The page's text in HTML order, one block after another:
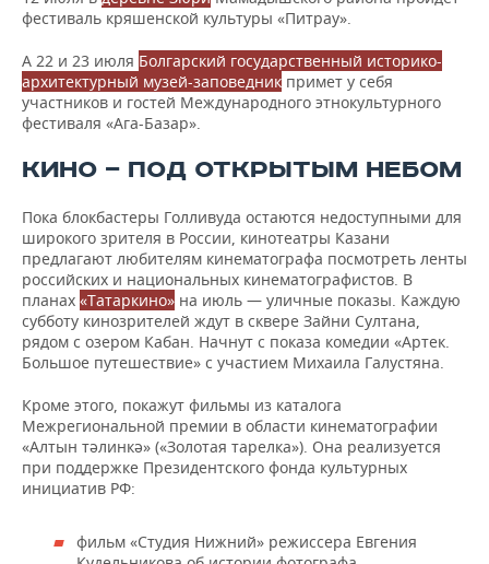
фестиваль кряшенской культуры «Питрау».
А 22 и 23 июля Болгарский государственный историко-
архитектурный музей-заповедник примет у себя
участников и гостей Международного этнокультурного
фестиваля «Ага-Базар».
КИНО — ПОД ОТКРЫТЫМ НЕБОМ
Пока блокбастеры Голливуда остаются недоступными для
широкого зрителя в России, кинотеатры Казани
предлагают любителям кинематографа посмотреть ленты
российских и национальных кинематографистов. В
планах «Татаркино» на июль — уличные показы. Каждую
субботу кинозрителей ждут в сквере Зайни Султана,
рядом с озером Кабан. Начнут с показа комедии «Артек.
Большое путешествие» с участием Михаила Галустяна.
Кроме этого, покажут фильмы из каталога
Межрегиональной премии в области кинематографии
«Алтын тәлинкә» («Золотая тарелка»). Она реализуется
при поддержке Президентского фонда культурных
инициатив РФ:
фильм «Студия Нижний» режиссера Евгения